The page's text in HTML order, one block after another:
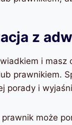
z
i masz
prawnikiem.
porady i
może